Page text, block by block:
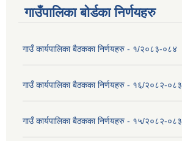
गाउँपालिका बोर्डका निर्णयहरु
गाउँ कार्यपालिका बैठकका निर्णयहरु - १/२०८३-०८४
गाउँ कार्यपालिका बैठकका निर्णयहरु - १६/२०८२-०८३
गाउँ कार्यपालिका बैठकका निर्णयहरु - १५/२०८२-०८३